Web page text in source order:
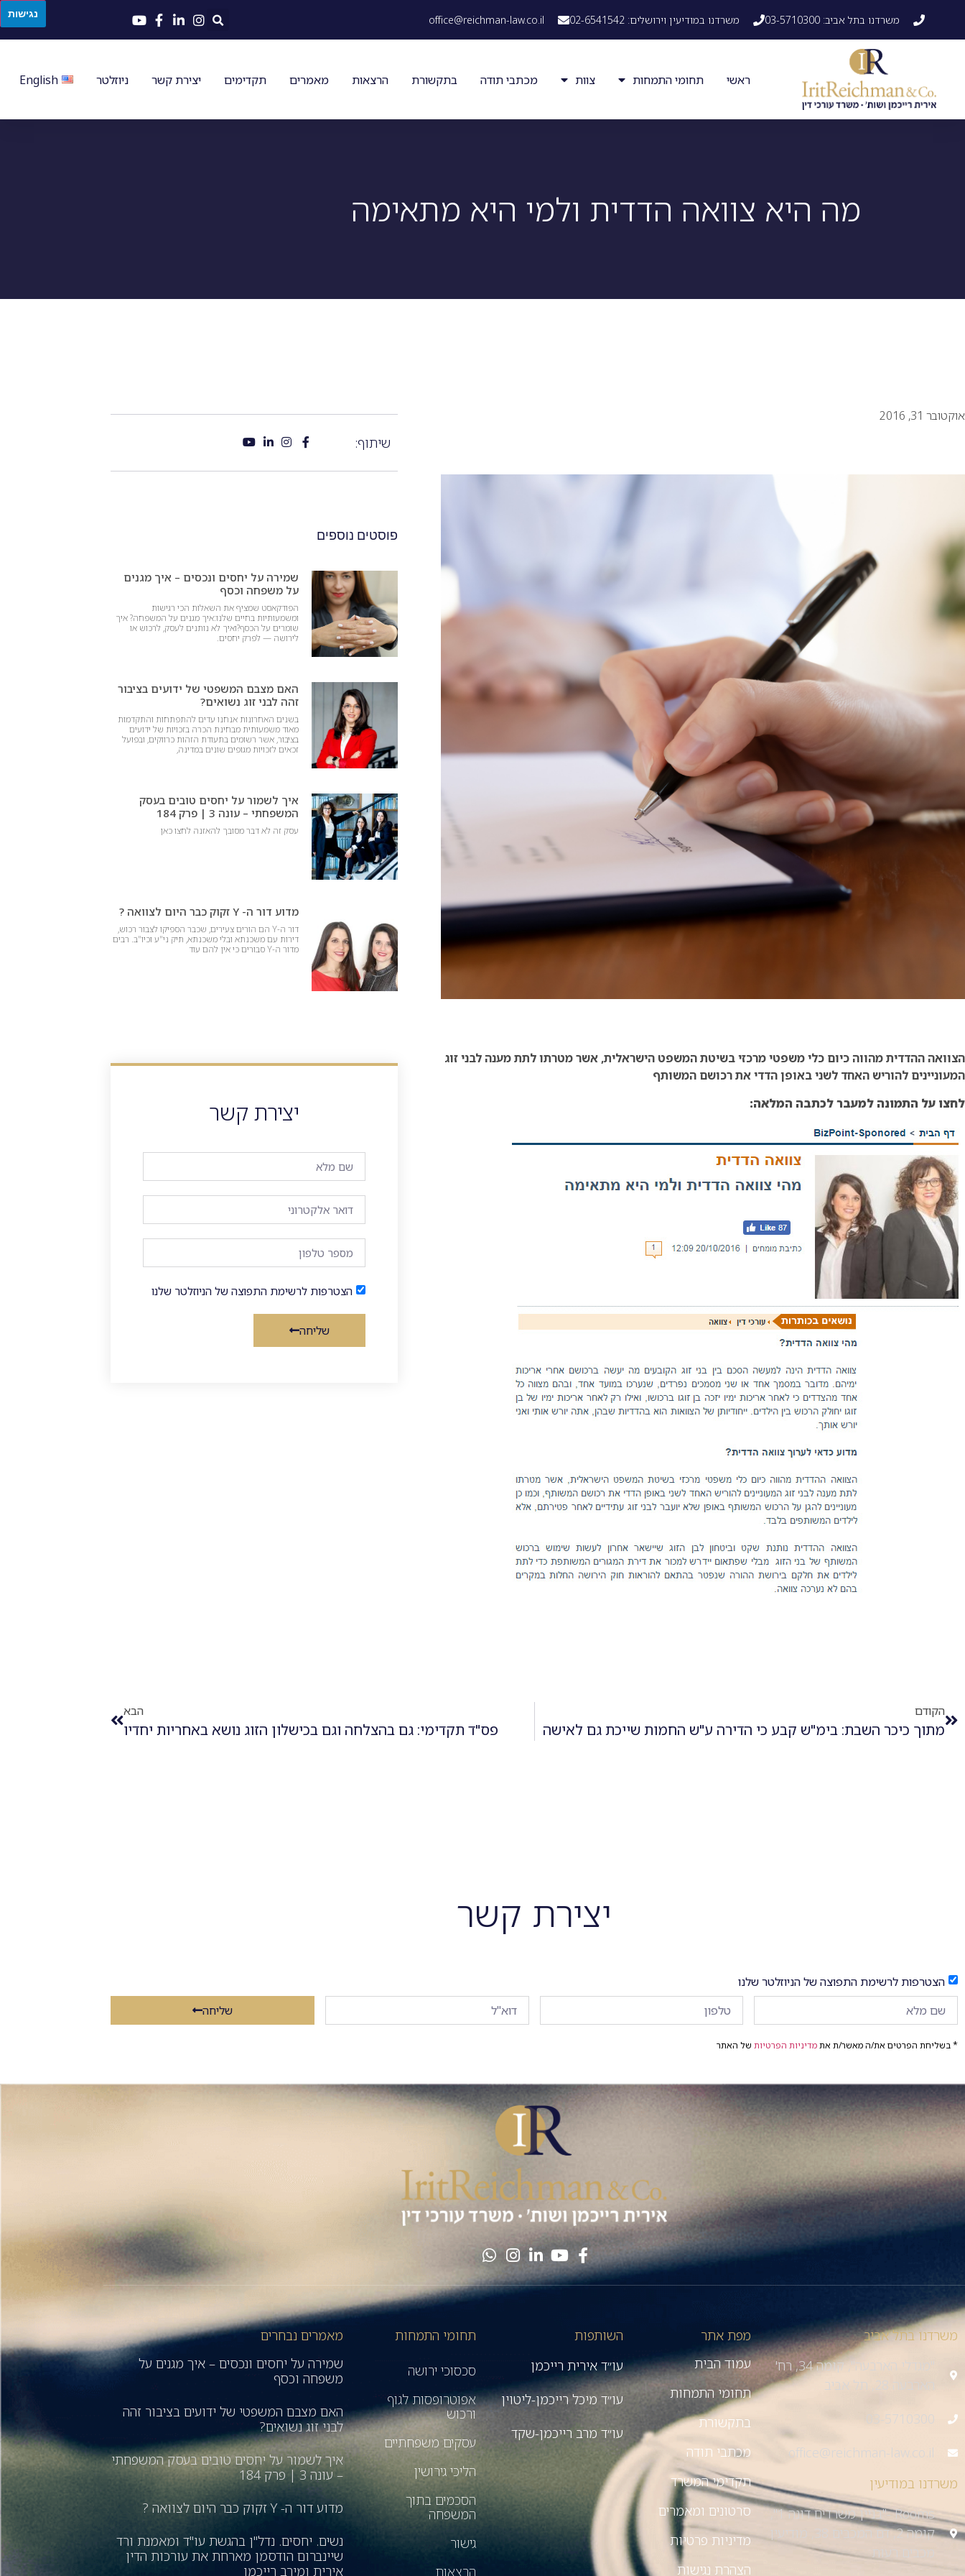
משרדנו בתל אביב: 03-5710300 משרדנו במודיעין וירושלים: 02-6541542 office@reichman-law.co.il
ראשי תחומי התמחות צוות מכתבי תודה בתקשורת הרצאות מאמרים תקדימים יצירת קשר ניוזלטר English
מה היא צוואה הדדית ולמי היא מתאימה
אוקטובר 31, 2016
הצוואה ההדדית מהווה כיום כלי משפטי מרכזי בשיטת המשפט הישראלית, אשר מטרתו לתת מענה לבני זוג
המעוניינים להוריש האחד לשני באופן הדדי את רכושם המשותף
לחצו על התמונה למעבר לכתבה המלאה:
שיתוף:
פוסטים נוספים
שמירה על יחסים ונכסים – איך מגנים
על משפחה וכסף
הפודקאסט שמציף את השאלות הכי רגישות
ומשמעותיות בחיים שלנו:איך מגנים על המשפחה? איך
שומרים על הכסף?ואיך לא נותנים לעסק, לרכוש או
לירושה — לפרק יחסים.
האם מצבם המשפטי של ידועים בציבור
זהה לבני זוג נשואים?
בשנים האחרונות אנחנו עדים להתפתחות והתקדמות
מאוד משמעותית מבחינת הכרה בזכויות של ידועים
בציבור, אשר רשומים בתעודת הזהות כרווקים, ובפועל
זכאים לזכויות מגופים שונים במדינה,
איך לשמור על יחסים טובים בעסק
המשפחתי – עונה 3 | פרק 184
עסק זה לא דבר מסובך להאזנה לחצו כאן
מדוע דור ה- Y זקוק כבר היום לצוואה ?
דור ה-Y הם הורים צעירים, שכבר הספיקו לצבור רכוש,
דירות עם משכנתא ובלי משכנתא, תיק ני"ע וכיו"ב. רבים
מדור ה-Y סבורים כי אין להם עוד
יצירת קשר
הצטרפות לרשימת התפוצה של הניוזלטר שלנו
שליחה
הקודם
מתוך כיכר השבת: בימ"ש קבע כי הדירה ע"ש החמות שייכת גם לאישה
הבא
פס"ד תקדימי: גם בהצלחה וגם בכישלון הזוג נושא באחריות יחדיו
יצירת קשר
הצטרפות לרשימת התפוצה של הניוזלטר שלנו
שליחה
* בשליחת הפרטים את/ה מאשר/ת אתמדיניות הפרטיות של האתר
משרדנו בתל אביב
"מגדלי הארבעה", קומה 34, רח'
הארבעה 28, תל אביב
03-5710300
office@reichman-law.co.il
משרדנו במודיעין
Rooms -"בניין משרדים דונה 1",
קומה 2, דם המכבים 38, מודיעין
מכבים רעות
מפת אתר
עמוד הבית
תחומי התמחות
בתקשורת
מכתבי תודה
תקדימי המשרד
סרטונים ומאמרים
מדיניות פרטיות
הצהרת נגישות
השותפות
עו״ד אירית רייכמן
עו״ד מיכל רייכמן-ליטוין
עו״ד מרב רייכמן-שקד
תחומי התמחות
סכסוכי ירושה
אפוטרופסות לגוף
ורכוש
עסקים משפחתיים
הליכי גירושין
הסכמים בתוך
המשפחה
גישור
הרצאות
מאמרים נבחרים
שמירה על יחסים ונכסים – איך מגנים על
משפחה וכסף
האם מצבם המשפטי של ידועים בציבור זהה
לבני זוג נשואים?
איך לשמור על יחסים טובים בעסק המשפחתי
– עונה 3 | פרק 184
מדוע דור ה- Y זקוק כבר היום לצוואה ?
נשים. יחסים. נדל"ן בהגשת עו"ד ומאמנת ורד
שיינברום הודסמן מארחת את עורכות הדין
אירית ומירב רייכמן
נגישות